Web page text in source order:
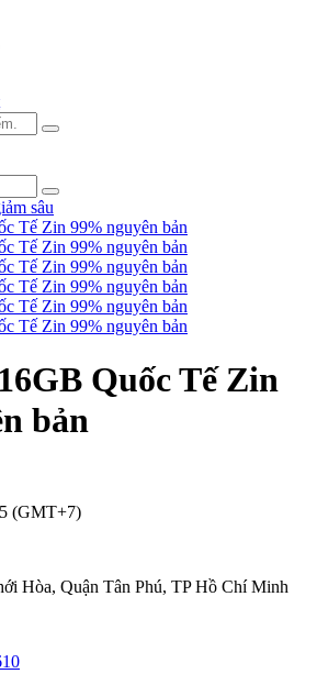
Quốc Tế Zin
bản
(GMT+7)
Hòa, Quận Tân Phú, TP Hồ Chí Minh